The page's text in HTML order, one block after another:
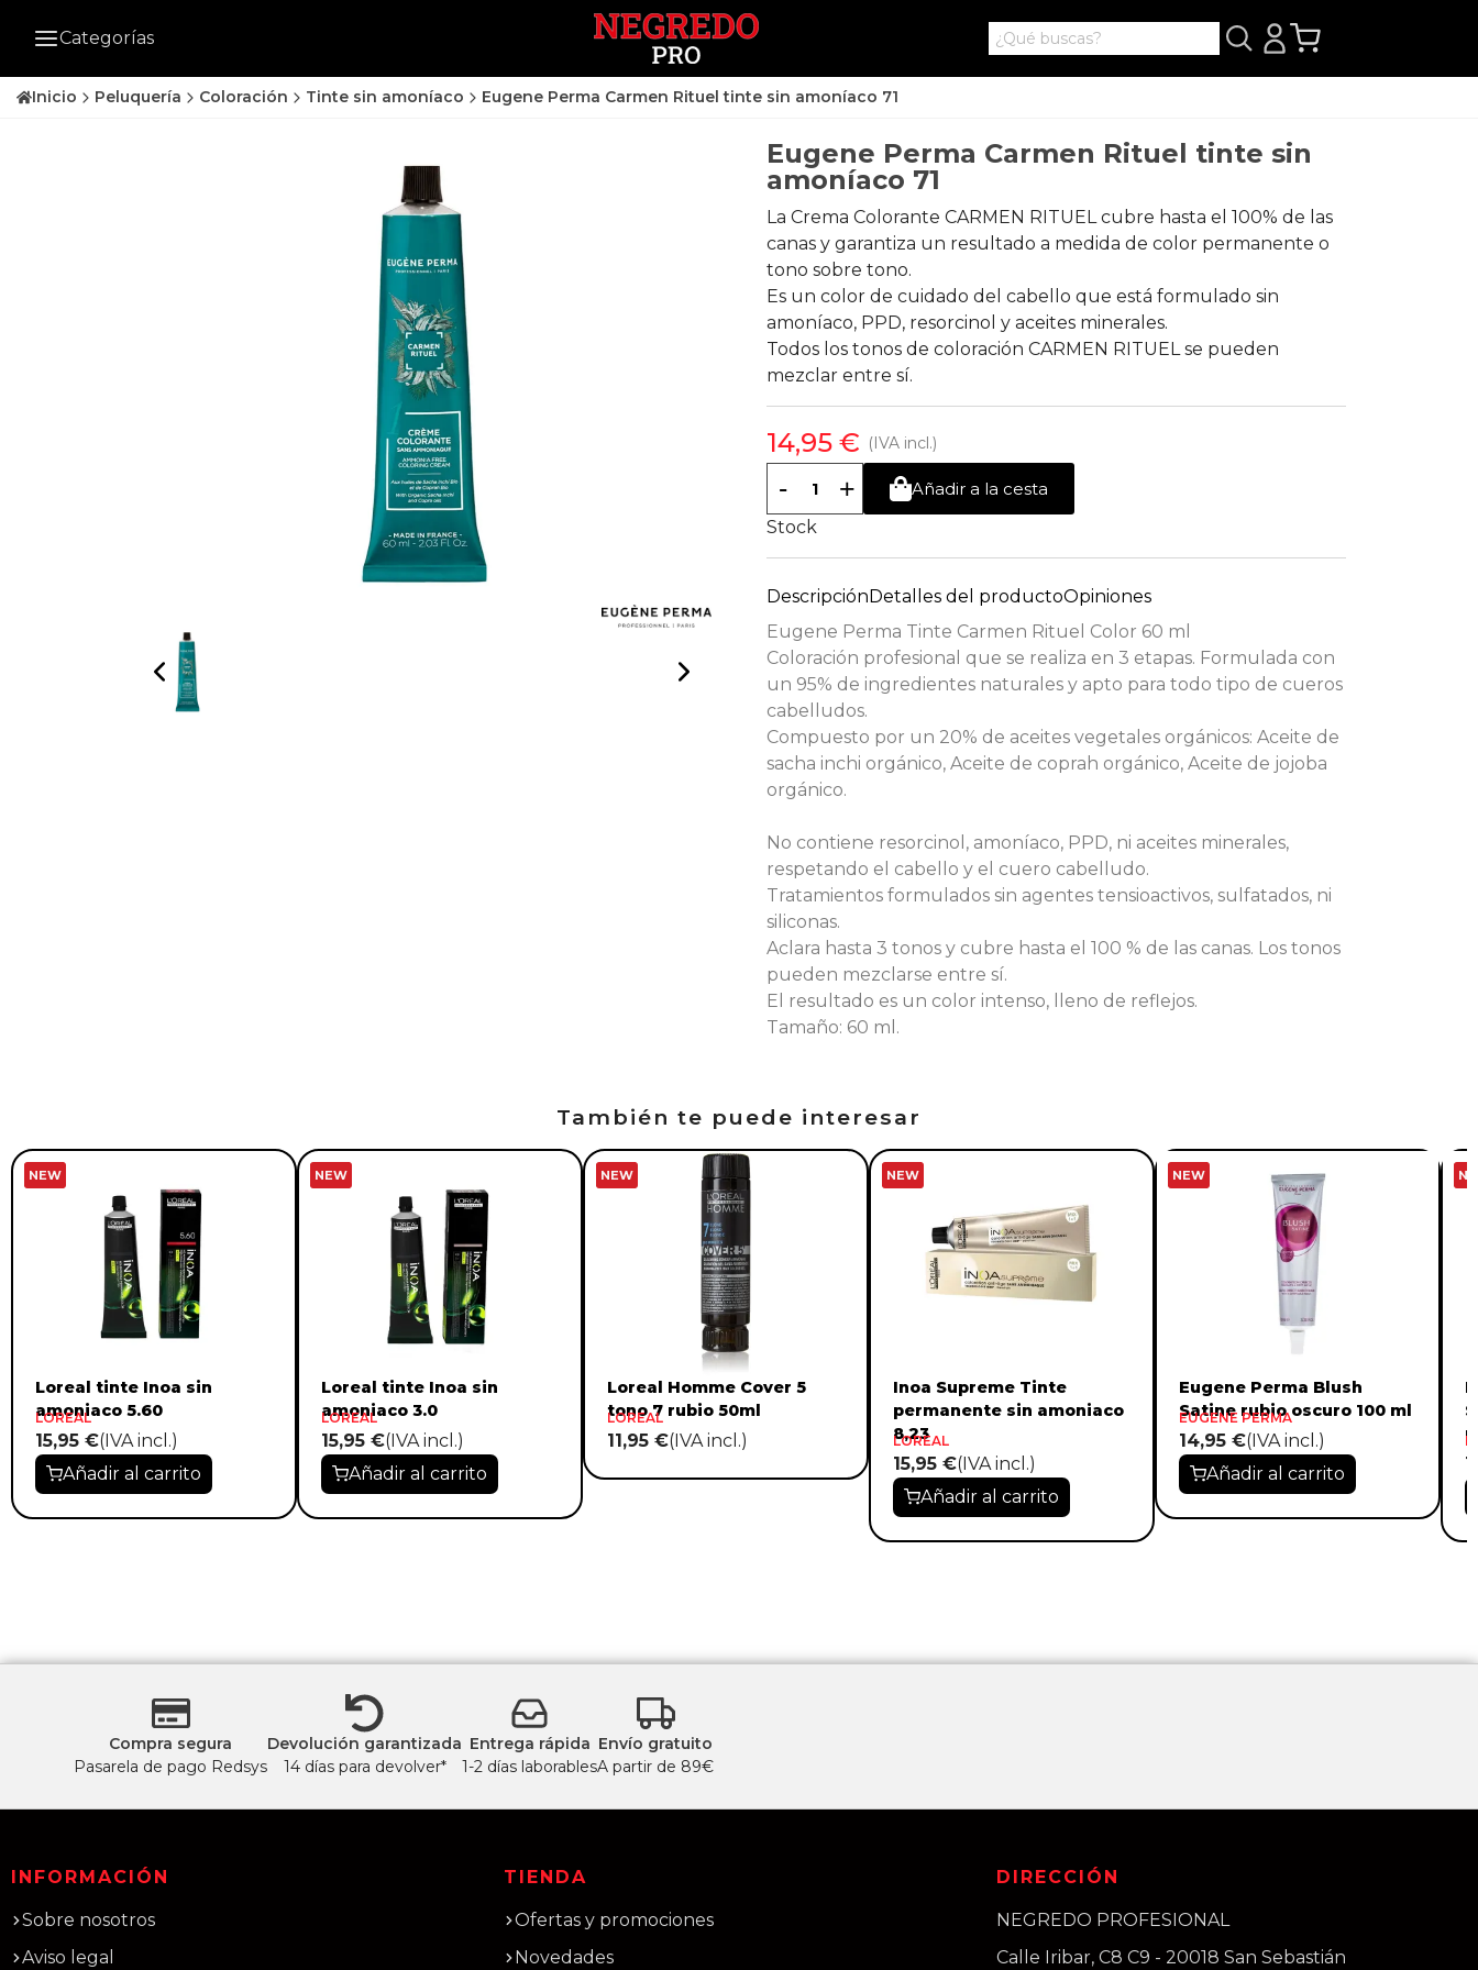
Categorías
Inicio Peluquería Coloración Tinte sin amoníaco Eugene Perma Carmen Rituel tinte sin amoníaco 71
Eugene Perma Carmen Rituel tinte sin
amoníaco 71
La Crema Colorante CARMEN RITUEL cubre hasta el 100% de las
canas y garantiza un resultado a medida de color permanente o
tono sobre tono.
Es un color de cuidado del cabello que está formulado sin
amoníaco, PPD, resorcinol y aceites minerales.
Todos los tonos de coloración CARMEN RITUEL se pueden
mezclar entre sí.
14,95 € (IVA incl.)
- +
Añadir a la cesta
Stock
DescripciónDetalles del productoOpiniones
Eugene Perma Tinte Carmen Rituel Color 60 ml
Coloración profesional que se realiza en 3 etapas. Formulada con
un 95% de ingredientes naturales y apto para todo tipo de cueros
cabelludos.
Compuesto por un 20% de aceites vegetales orgánicos: Aceite de
sacha inchi orgánico, Aceite de coprah orgánico, Aceite de jojoba
orgánico.
No contiene resorcinol, amoníaco, PPD, ni aceites minerales,
respetando el cabello y el cuero cabelludo.
Tratamientos formulados sin agentes tensioactivos, sulfatados, ni
siliconas.
Aclara hasta 3 tonos y cubre hasta el 100 % de las canas. Los tonos
pueden mezclarse entre sí.
El resultado es un color intenso, lleno de reflejos.
Tamaño: 60 ml.
También te puede interesar
NEW
Loreal tinte Inoa sin
amoniaco 5.60
LOREAL
15,95 €(IVA incl.)
Añadir al carrito
NEW
Loreal tinte Inoa sin
amoniaco 3.0
LOREAL
15,95 €(IVA incl.)
Añadir al carrito
NEW
Loreal Homme Cover 5
tono 7 rubio 50ml
LOREAL
11,95 €(IVA incl.)
NEW
Inoa Supreme Tinte
permanente sin amoniaco
8,23
LOREAL
15,95 €(IVA incl.)
Añadir al carrito
NEW
Eugene Perma Blush
Satine rubio oscuro 100 ml
EUGENE PERMA
14,95 €(IVA incl.)
Añadir al carrito
Compra segura
Pasarela de pago Redsys
Devolución garantizada
14 días para devolver*
Entrega rápida
1-2 días laborables
Envío gratuito
A partir de 89€
INFORMACIÓN
Sobre nosotros
Aviso legal
TIENDA
Ofertas y promociones
Novedades
DIRECCIÓN
NEGREDO PROFESIONAL
Calle Iribar, C8 C9 - 20018 San Sebastián